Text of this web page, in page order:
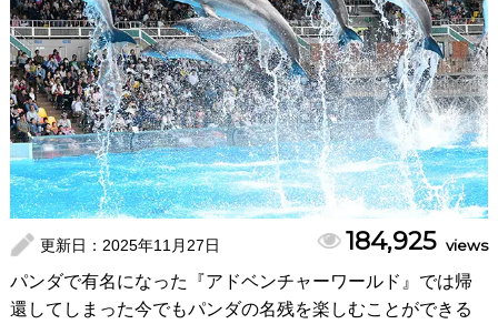
更新日： 2025年11月27日 184,925 views
パンダで有名になった『アドベンチャーワールド』では帰
還してしまった今でもパンダの名残を楽しむことができる